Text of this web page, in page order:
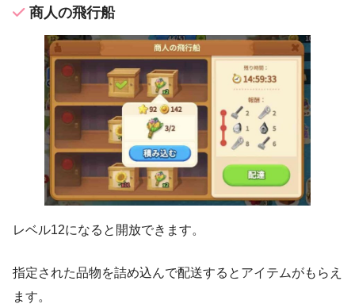
商人の飛行船
レベル12になると開放できます。
指定された品物を詰め込んで配送するとアイテムがもらえ
ます。